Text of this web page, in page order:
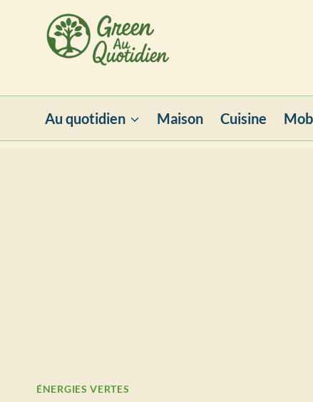
Au quotidien Maison Cuisine
ÉNERGIES VERTES